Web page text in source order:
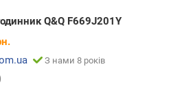
Q&Q F669J201Y
З нами 8 років